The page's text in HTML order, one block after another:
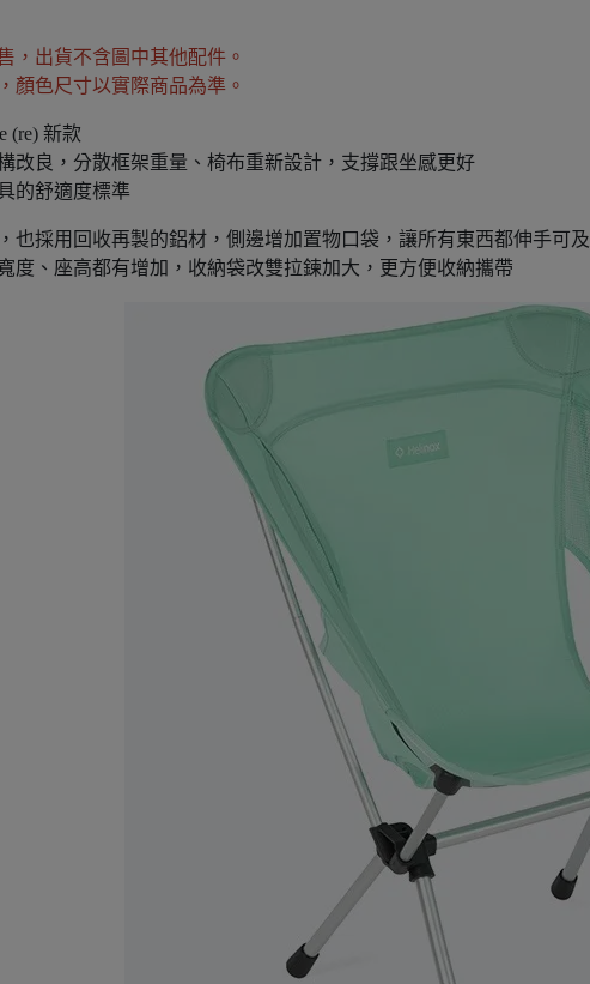
，出貨不含圖中其他配件。
顏色尺寸以實際商品為準。
(re) 新款
改良，分散框架重量、椅布重新設計，支撐跟坐感更好
的舒適度標準
也採用回收再製的鋁材，側邊增加置物口袋，讓所有東西都伸手可及
度、座高都有增加，收納袋改雙拉鍊加大，更方便收納攜帶